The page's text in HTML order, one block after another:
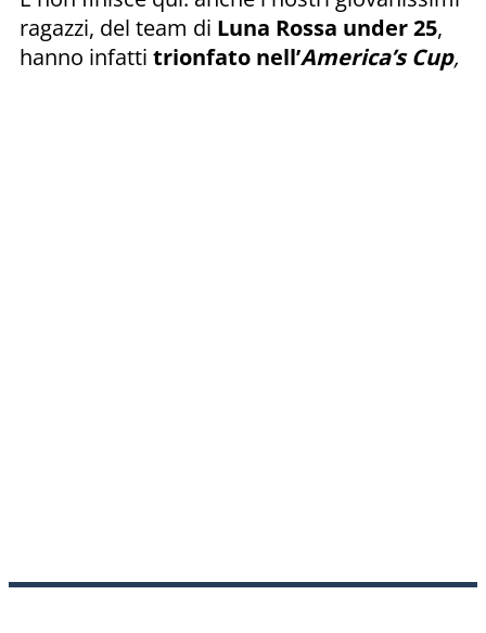
ragazzi, del team di Luna Rossa under 25,
hanno infatti trionfato nell’America’s Cup,